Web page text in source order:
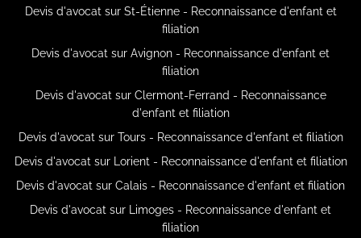
Devis d'avocat sur St-Étienne - Reconnaissance d'enfant et
filiation
Devis d'avocat sur Avignon - Reconnaissance d'enfant et
filiation
Devis d'avocat sur Clermont-Ferrand - Reconnaissance
d'enfant et filiation
Devis d'avocat sur Tours - Reconnaissance d'enfant et filiation
Devis d'avocat sur Lorient - Reconnaissance d'enfant et filiation
Devis d'avocat sur Calais - Reconnaissance d'enfant et filiation
Devis d'avocat sur Limoges - Reconnaissance d'enfant et
filiation